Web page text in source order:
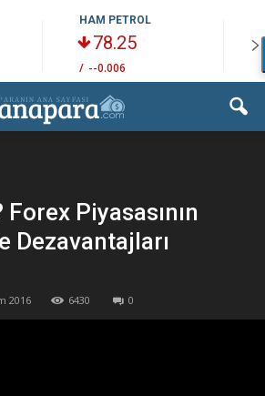
HAM PETROL
78.25
/ --0.006 /
Piyasasının
Dezavantajları
2016 6430 0